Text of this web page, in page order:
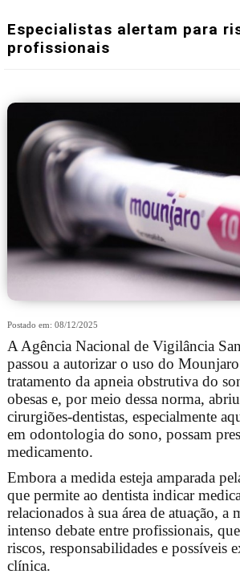
Especialistas alertam para
profissionais
Postado em: 08/12/2025
A Agência Nacional de Vigilância
passou a autorizar o uso do
tratamento da apneia obstrutiva do
obesas e, por meio dessa norma,
cirurgiões-dentistas, especialmente
em odontologia do sono, possam
medicamento.
Embora a medida esteja amparada
que permite ao dentista indicar
relacionados à sua área de atuação, a
intenso debate entre profissionais,
riscos, responsabilidades e possíveis
clínica.